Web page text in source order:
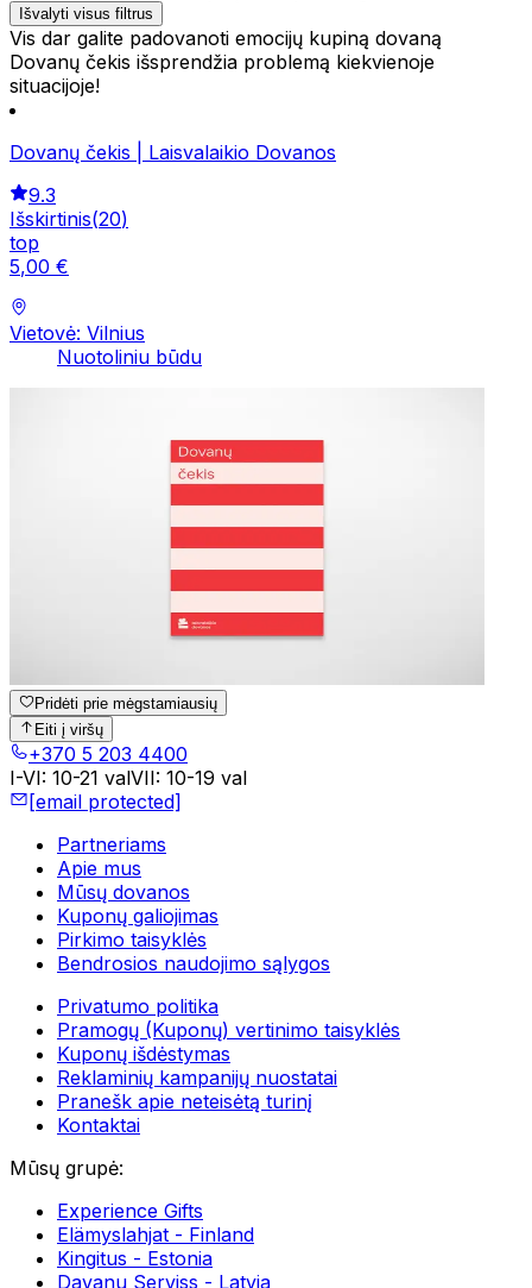
Išvalyti visus filtrus
Vis dar galite padovanoti emocijų kupiną dovaną
Dovanų čekis išsprendžia problemą kiekvienoje
situacijoje!
Dovanų čekis | Laisvalaikio Dovanos
9.3
Išskirtinis(20)
top
5,00 €
Vietovė: Vilnius
Nuotoliniu būdu
Pridėti prie mėgstamiausių
Eiti į viršų
+370 5 203 4400
I-VI: 10-21 valVII: 10-19 val
[email protected]
Partneriams
Apie mus
Mūsų dovanos
Kuponų galiojimas
Pirkimo taisyklės
Bendrosios naudojimo sąlygos
Privatumo politika
Pramogų (Kuponų) vertinimo taisyklės
Kuponų išdėstymas
Reklaminių kampanijų nuostatai
Pranešk apie neteisėtą turinį
Kontaktai
Mūsų grupė:
Experience Gifts
Elämyslahjat - Finland
Kingitus - Estonia
Davanu Serviss - Latvia